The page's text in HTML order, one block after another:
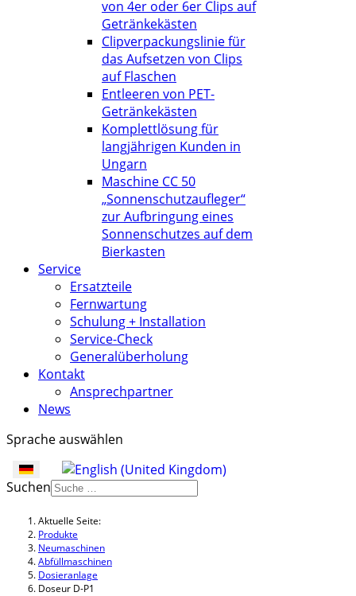
von 4er oder 6er Clips auf
Getränkekästen
Clipverpackungslinie für
das Aufsetzen von Clips
auf Flaschen
Entleeren von PET-
Getränkekästen
Komplettlösung für
langjährigen Kunden in
Ungarn
Maschine CC 50
„Sonnenschutzaufleger“
zur Aufbringung eines
Sonnenschutzes auf dem
Bierkasten
Service
Ersatzteile
Fernwartung
Schulung + Installation
Service-Check
Generalüberholung
Kontakt
Ansprechpartner
News
Sprache auswählen
Suchen
Aktuelle Seite:
Produkte
Neumaschinen
Abfüllmaschinen
Dosieranlage
Doseur D-P1